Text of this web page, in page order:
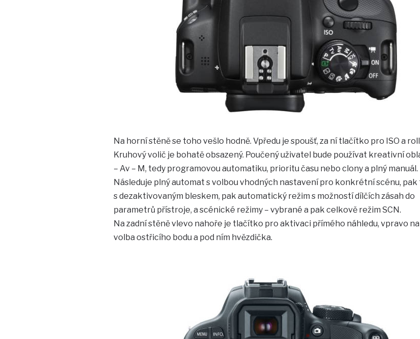
Na horní stěně se toho vešlo hodně. Vpředu je spoušť, za ní tlačítko pro ISO a
Kruhový volič je bohatě obsazený. Poučený uživatel bude používat kreativní
– Av – M, tedy programovou automatiku, prioritu času nebo clony a plný manuál.
Následuje plný automat s volbou vhodných nastavení pro konkrétní scénu, pak
s dezaktivovaným bleskem, pak automatický režim s možností dílčích zásah do
parametrů přístroje, a scénické režimy – vybrané a pak celkově režim SCN.
Na zadní stěně vlevo nahoře je tlačítko pro aktivaci přímého náhledu, vpravo
volba ostřicího bodu a pod ním hvězdička.